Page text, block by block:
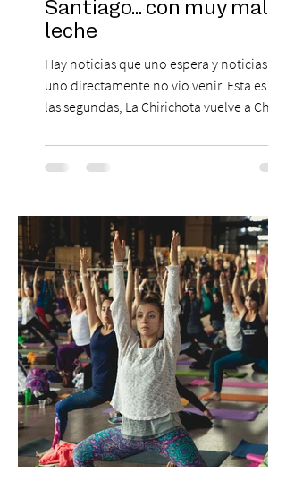
Santiago... con muy mala
leche
Hay noticias que uno espera y noticias que
uno directamente no vio venir. Esta es de
las segundas, La Chirichota vuelve a Chile.
Después de agotar entradas en su primer
paso por Santiago en 2025, el grupo
retorna al Teatro Estudio 13 con dos
funciones, el 14 y 15 de agosto de 2026,
para que nadie se quede con las ganas (de
nuevo). Llegan con la confianza de quien
ha hecho sold-out en Colombia, Miami,